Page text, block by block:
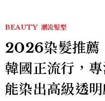
BEAUTY 潮流髮型
2026染髮推薦
韓國正流行，
能染出高級透